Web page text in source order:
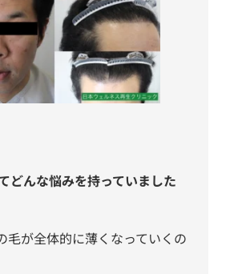
どんな悩みを持っていました
毛が全体的に薄くなっていくの